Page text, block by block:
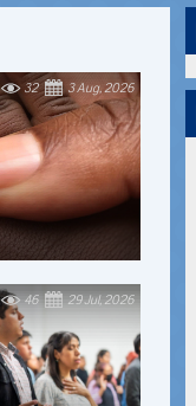
3 Aug, 2026
32
29 Jul, 2026
46